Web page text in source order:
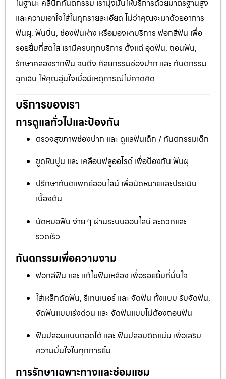
ในฐานะ คลินิกทันตกรรม เรามุ่งมั่นให้บริการด้วยมาตรฐานสูง
และความเอาใจใส่ในทุกรายละเอียด ไม่ว่าคุณจะมาด้วยอาการ
ฟันผุ, ฟันบิ่น, ช่องฟันห่าง หรือมองหาบริการ ฟอกสีฟัน เพื่อ
รอยยิ้มที่สดใส เรามีครบทุกบริการ ตั้งแต่ อุดฟัน, ถอนฟัน,
รักษาคลองรากฟัน จนถึง ศัลยกรรมช่องปาก และ ทันตกรรม
ฉุกเฉิน ให้คุณอุ่นใจเมื่อมีเหตุการณ์ไม่คาดคิด
บริการของเรา
การดูแลทั่วไปและป้องกัน
ตรวจสุขภาพช่องปาก และ ดูแลฟันเด็ก / ทันตกรรมเด็ก
ขูดหินปูน และ เคลือบฟลูออไรด์ เพื่อป้องกัน ฟันผุ
ปรึกษาทันตแพทย์ออนไลน์ เพื่อนัดหมายและประเมิน
เบื้องต้น
นัดหมอฟัน ง่าย ๆ ผ่านระบบออนไลน์ สะดวกและ
รวดเร็ว
ทันตกรรมเพื่อความงาม
ฟอกสีฟัน และ แก้ไขฟันเหลือง เพื่อรอยยิ้มที่มั่นใจ
ใส่เหล็กดัดฟัน, รีเทนเนอร์ และ จัดฟัน ทั้งแบบ รับจัดฟัน,
จัดฟันแบบเร่งด่วน และ จัดฟันแบบไม่ต้องถอนฟัน
ฟันปลอมแบบถอดได้ และ ฟันปลอมติดแน่น เพื่อเสริม
ความมั่นใจในทุกการยิ้ม
การรักษาเฉพาะทางและซ่อมแซม